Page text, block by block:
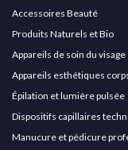
Accessoires Beauté
Produits Naturels et Bio
Appareils de soin du visage
Appareils esthétiques
Épilation et lumière pulsée
Dispositifs capillaires
Manucure et pédicure